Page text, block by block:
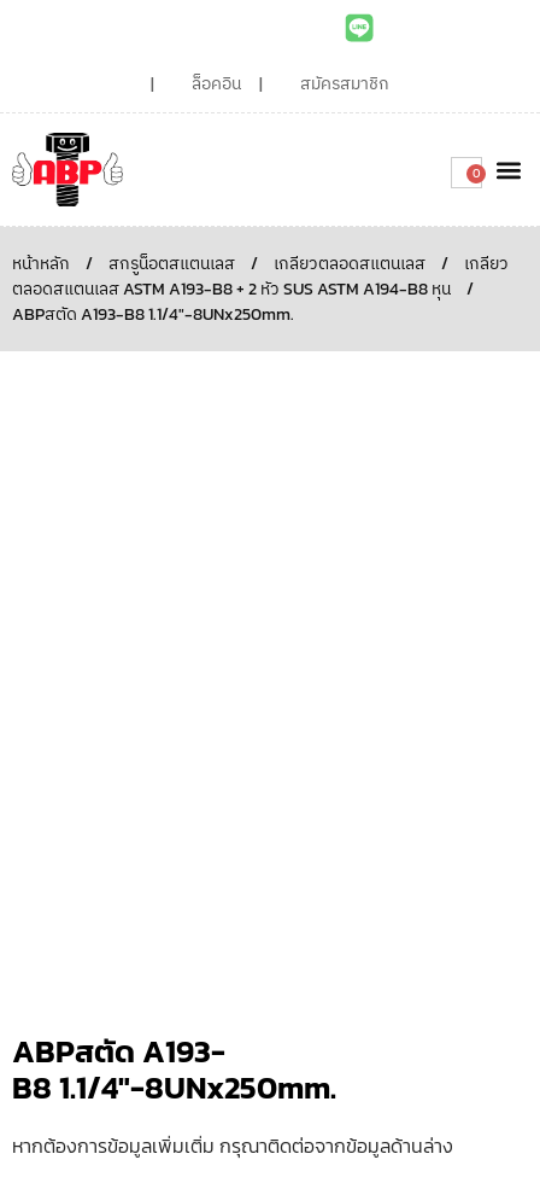
ล็อคอิน สมัครสมาชิก
0
หน้าหลัก / สกรูน็อตสแตนเลส / เกลียวตลอดสแตนเลส /
เกลียว
ตลอดสแตนเลส ASTM A193-B8 + 2 หัว SUS ASTM A194-B8 หุน
/
ABPสตัด A193-B8 1.1/4″-8UNx250mm.
ABPสตัด A193-
B8 1.1/4″-8UNx250mm.
หากต้องการข้อมูลเพิ่มเติ่ม กรุณาติดต่อจากข้อมูลด้านล่าง